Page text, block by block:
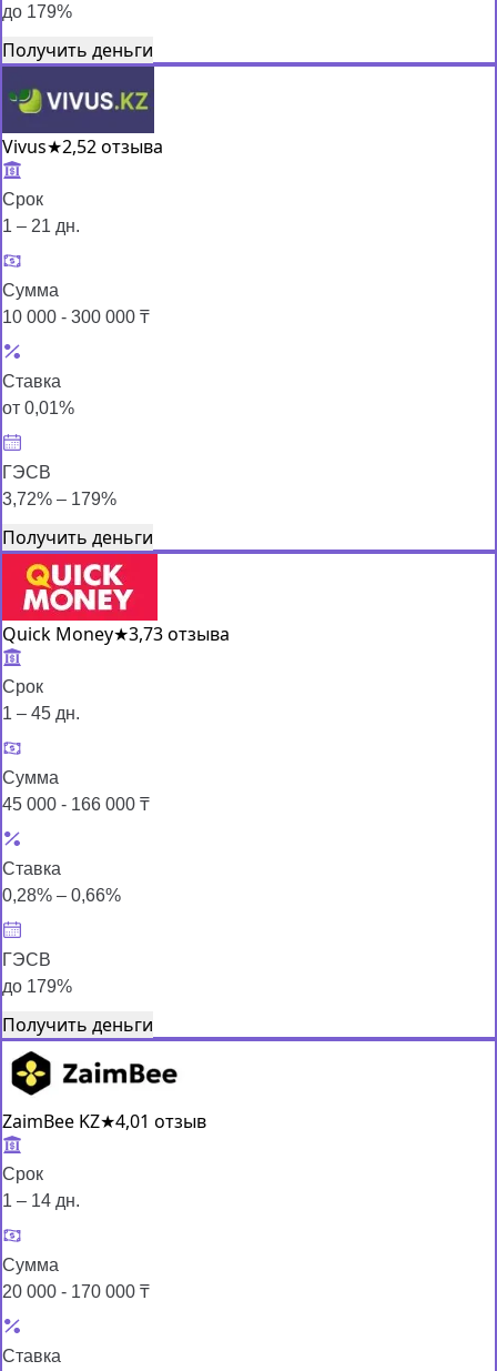
до 179%
Получить деньги
Vivus★2,52 отзыва
Срок
1 – 21 дн.
Сумма
10 000 - 300 000 ₸
Ставка
от 0,01%
ГЭСВ
3,72% – 179%
Получить деньги
Quick Money★3,73 отзыва
Срок
1 – 45 дн.
Сумма
45 000 - 166 000 ₸
Ставка
0,28% – 0,66%
ГЭСВ
до 179%
Получить деньги
ZaimBee KZ★4,01 отзыв
Срок
1 – 14 дн.
Сумма
20 000 - 170 000 ₸
Ставка